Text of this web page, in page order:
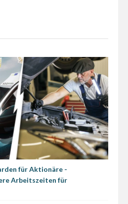
für Aktionäre -
Arbeitszeiten für